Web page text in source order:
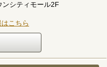
シティモール2F
こちら